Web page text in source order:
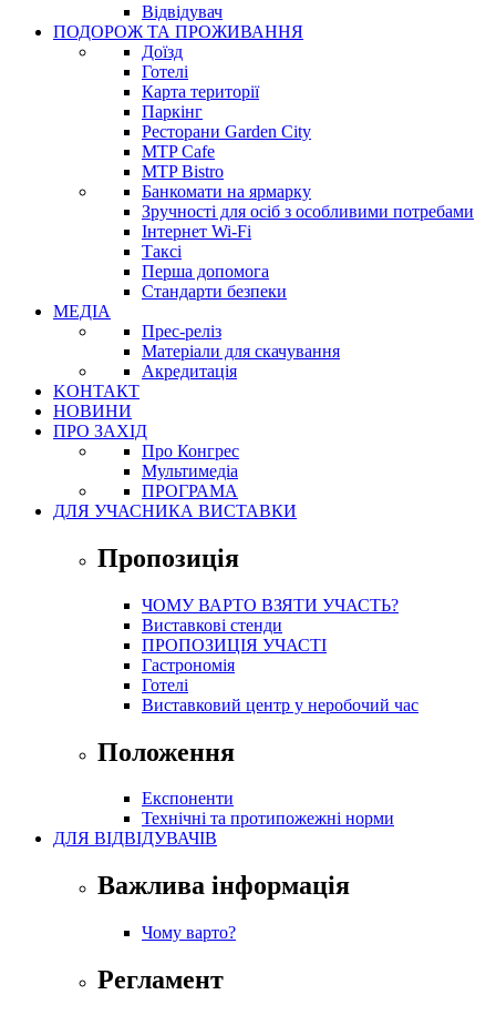
Відвідувач
ПОДОРОЖ ТА ПРОЖИВАННЯ
Доїзд
Готелі
Карта території
Паркінг
Ресторани Garden City
MTP Cafe
MTP Bistro
Банкомати на ярмарку
Зручності для осіб з особливими потребами
Інтернет Wi-Fi
Таксі
Перша допомога
Стандарти безпеки
МЕДІА
Прес-реліз
Матеріали для скачування
Акредитація
KОНТАКТ
НОВИНИ
ПРО ЗАХІД
Про Конгрес
Mультимедіа
ПРОГРАМА
ДЛЯ УЧАСНИКА ВИСТАВКИ
Пропозиція
ЧОМУ ВАРТО ВЗЯТИ УЧАСТЬ?
Виставкові стенди
ПРОПОЗИЦІЯ УЧАСТІ
Гастрономія
Готелі
Виставковий центр у неробочий час
Положення
Експоненти
Технічні та протипожежні норми
ДЛЯ ВІДВІДУВАЧІВ
Важлива інформація
Чому варто?
Регламент